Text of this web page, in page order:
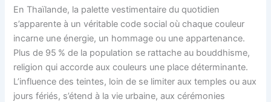
En Thaïlande, la palette vestimentaire du quotidien
s’apparente à un véritable code social où chaque couleur
incarne une énergie, un hommage ou une appartenance.
Plus de 95 % de la population se rattache au bouddhisme,
religion qui accorde aux couleurs une place déterminante.
L’influence des teintes, loin de se limiter aux temples ou aux
jours fériés, s’étend à la vie urbaine, aux cérémonies